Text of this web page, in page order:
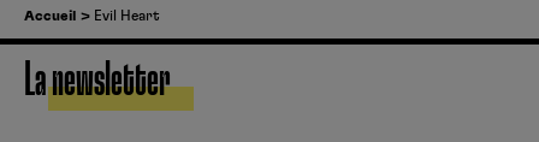
Accueil Evil Heart
La newsletter